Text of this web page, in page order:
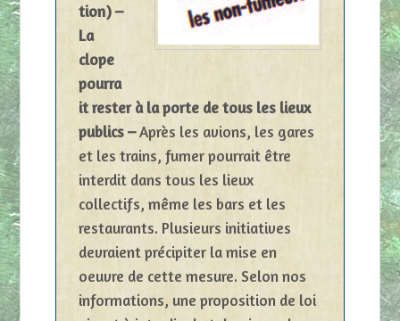
tion) –
La
clope
pourra
it rester à la porte de tous les lieux
publics –Après les avions, les gares
et les trains, fumer pourrait être
interdit dans tous les lieux
collectifs, même les bars et les
restaurants. Plusieurs initiatives
devraient précipiter la mise en
oeuvre de cette mesure. Selon nos
informations, une proposition de loi